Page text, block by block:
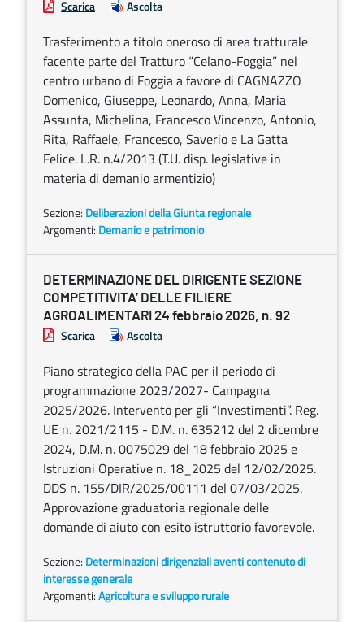
Scarica Ascolta
Trasferimento a titolo oneroso di area tratturale
facente parte del Tratturo “Celano-Foggia” nel
centro urbano di Foggia a favore di CAGNAZZO
Domenico, Giuseppe, Leonardo, Anna, Maria
Assunta, Michelina, Francesco Vincenzo, Antonio,
Rita, Raffaele, Francesco, Saverio e La Gatta
Felice. L.R. n.4/2013 (T.U. disp. legislative in
materia di demanio armentizio)
Sezione: Deliberazioni della Giunta regionale
Argomenti: Demanio e patrimonio
DETERMINAZIONE DEL DIRIGENTE SEZIONE
COMPETITIVITA’ DELLE FILIERE
AGROALIMENTARI 24 febbraio 2026, n. 92
Scarica Ascolta
Piano strategico della PAC per il periodo di
programmazione 2023/2027- Campagna
2025/2026. Intervento per gli “Investimenti”. Reg.
UE n. 2021/2115 - D.M. n. 635212 del 2 dicembre
2024, D.M. n. 0075029 del 18 febbraio 2025 e
Istruzioni Operative n. 18_2025 del 12/02/2025.
DDS n. 155/DIR/2025/00111 del 07/03/2025.
Approvazione graduatoria regionale delle
domande di aiuto con esito istruttorio favorevole.
Sezione: Determinazioni dirigenziali aventi contenuto di
interesse generale
Argomenti:Agricoltura e sviluppo rurale